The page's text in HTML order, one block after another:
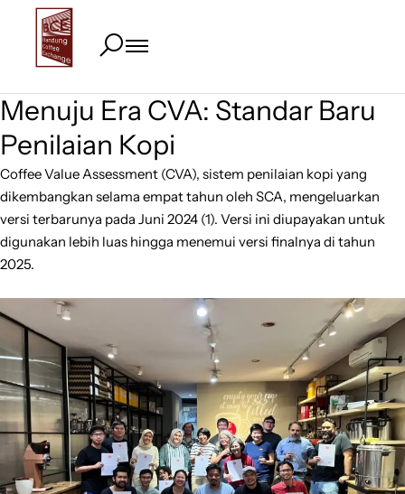
Menuju Era CVA: Standar Baru
Penilaian Kopi
Coffee Value Assessment (CVA), sistem penilaian kopi yang
dikembangkan selama empat tahun oleh SCA, mengeluarkan
versi terbarunya pada Juni 2024 (1). Versi ini diupayakan untuk
digunakan lebih luas hingga menemui versi finalnya di tahun
2025.